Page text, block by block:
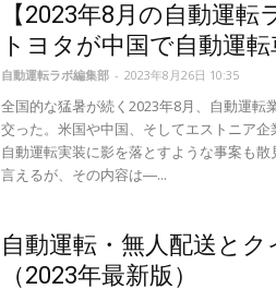
【2023年8月の自動運転
トヨタが中国で自動運
自動運転ラボ編集部 - 2023年8月26日 10:35
全国的な猛暑が続く2023年8月、自動運転
交った。米国や中国、そしてエストニア企
自動運転実装に影を落とすような事案も
言えるが、その内容は―...
自動運転・無人配送と
（2023年最新版）